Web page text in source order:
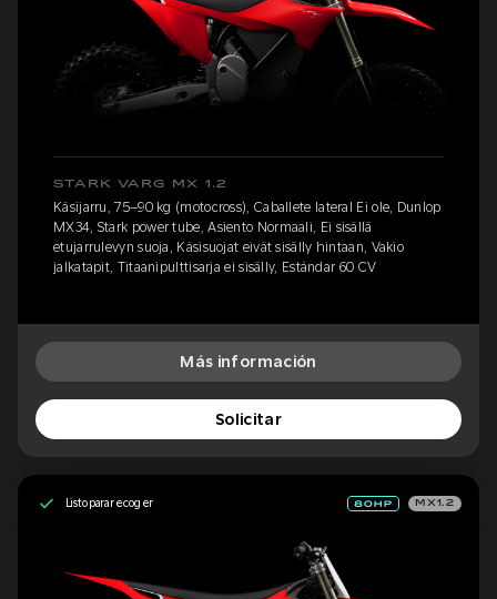
STARK VARG MX 1.2
Käsijarru, 75–90 kg (motocross), Caballete lateral Ei ole, Dunlop
MX34, Stark power tube, Asiento Normaali, Ei sisällä
etujarrulevyn suoja, Käsisuojat eivät sisälly hintaan, Vakio
jalkatapit, Titaanipulttisarja ei sisälly, Estándar 60 CV
Más información
Solicitar
Listo para recoger MX1.2